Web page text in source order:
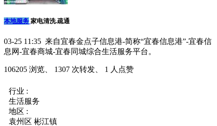
本地服务 家电清洗.疏通
03-25 11:35 来自宜春金点子信息港-简称“宜春信息港”-宜春信
息网-宜春商城-宜春同城综合生活服务平台。
106205 浏览、 1307 次转发、 1 人点赞
行业 :
生活服务
地区 :
袁州区 彬江镇